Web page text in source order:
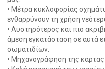
• Μέτρα κυκλοφορίας
ενθαρρύνουν τη χρήση
• Αυστηρότερος και πιο
άμεση εγκατάσταση σε αυτά
σωματιδίων.
• Μηχανογράφηση της